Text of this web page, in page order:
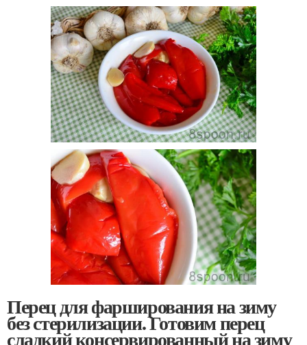
Перец для фарширования на зиму
без стерилизации. Готовим перец